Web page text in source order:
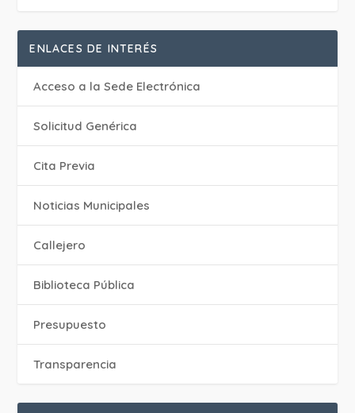
ENLACES DE INTERÉS
Acceso a la Sede Electrónica
Solicitud Genérica
Cita Previa
‎Noticias Municipales
Callejero
Biblioteca Pública
Presupuesto
Transparencia